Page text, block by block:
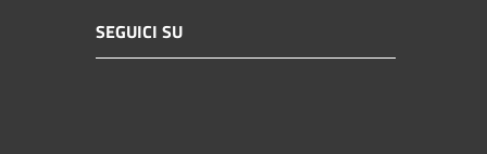
SEGUICI SU